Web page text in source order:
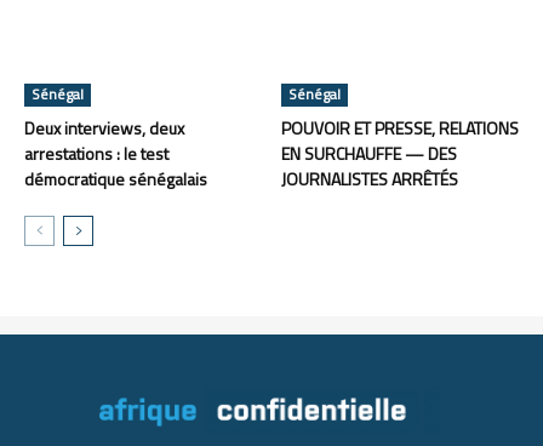
Sénégal
Deux interviews, deux
arrestations : le test
démocratique sénégalais
Sénégal
POUVOIR ET PRESSE, RELATIONS
EN SURCHAUFFE — DES
JOURNALISTES ARRÊTÉS